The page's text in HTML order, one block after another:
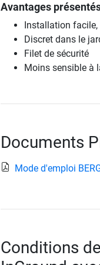
Avantages
Installation facile,
Discret dans le
Filet de sécurité
Moins sensible à
Documents
Mode d'emploi
Conditions